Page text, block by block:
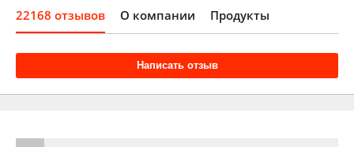
22168 отзывов О компании Продукты
Написать отзыв